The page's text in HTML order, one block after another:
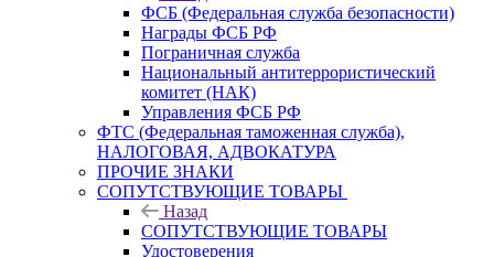
ФСБ (Федеральная служба безопасности)
Награды ФСБ РФ
Пограничная служба
Национальный антитеррористический
комитет (НАК)
Управления ФСБ РФ
ФТС (Федеральная таможенная служба),
НАЛОГОВАЯ, АДВОКАТУРА
ПРОЧИЕ ЗНАКИ
СОПУТСТВУЮЩИЕ ТОВАРЫ
Назад
СОПУТСТВУЮЩИЕ ТОВАРЫ
Удостоверения